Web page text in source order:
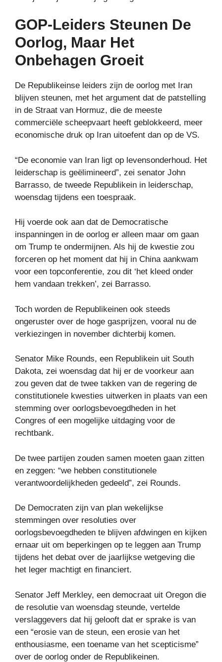
GOP-Leiders Steunen De
Oorlog, Maar Het
Onbehagen Groeit
De Republikeinse leiders zijn de oorlog met Iran
blijven steunen, met het argument dat de patstelling
in de Straat van Hormuz, die de meeste
commerciële scheepvaart heeft geblokkeerd, meer
economische druk op Iran uitoefent dan op de VS.
“De economie van Iran ligt op levensonderhoud. Het
leiderschap is geëlimineerd”, zei senator John
Barrasso, de tweede Republikein in leiderschap,
woensdag tijdens een toespraak.
Hij voerde ook aan dat de Democratische
inspanningen in de oorlog er alleen maar om gaan
om Trump te ondermijnen. Als hij de kwestie zou
forceren op het moment dat hij in China aankwam
voor een topconferentie, zou dit ‘het kleed onder
hem vandaan trekken’, zei Barrasso.
Toch worden de Republikeinen ook steeds
ongeruster over de hoge gasprijzen, vooral nu de
verkiezingen in november dichterbij komen.
Senator Mike Rounds, een Republikein uit South
Dakota, zei woensdag dat hij er de voorkeur aan
zou geven dat de twee takken van de regering de
constitutionele kwesties uitwerken in plaats van een
stemming over oorlogsbevoegdheden in het
Congres of een mogelijke uitdaging voor de
rechtbank.
De twee partijen zouden samen moeten gaan zitten
en zeggen: “we hebben constitutionele
verantwoordelijkheden gedeeld”, zei Rounds.
De Democraten zijn van plan wekelijkse
stemmingen over resoluties over
oorlogsbevoegdheden te blijven afdwingen en kijken
ernaar uit om beperkingen op te leggen aan Trump
tijdens het debat over de jaarlijkse wetgeving die
het leger machtigt en financiert.
Senator Jeff Merkley, een democraat uit Oregon die
de resolutie van woensdag steunde, vertelde
verslaggevers dat hij gelooft dat er sprake is van
een “erosie van de steun, een erosie van het
enthousiasme, een toename van het scepticisme”
over de oorlog onder de Republikeinen.